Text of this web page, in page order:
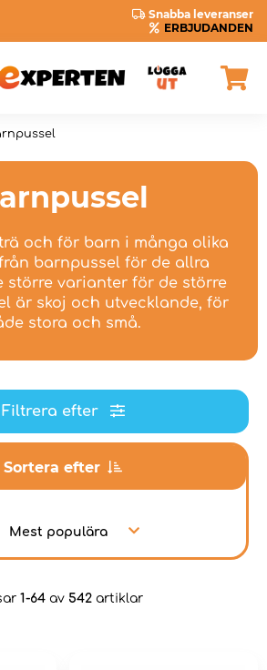
Snabba leveranser
ERBJUDANDEN
och för barn i många olika
barnpussel för de allra
större varianter för de större
är skoj och utvecklande, för
stora och små.
Filtrera efter
Sortera efter
Mest populära
1-64 av 542 artiklar